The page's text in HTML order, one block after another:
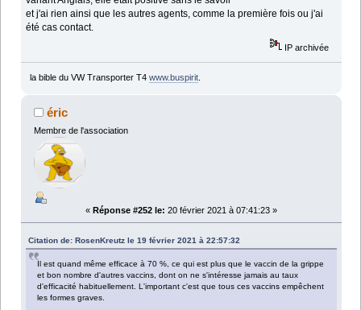
et j'ai rien ainsi que les autres agents, comme la première fois ou j'ai
été cas contact.
IP archivée
la bible du VW Transporter T4 www.buspirit.
éric
Membre de l'association
« Réponse #252 le: 20 février 2021 à 07:41:23 »
Citation de: RosenKreutz le 19 février 2021 à 22:57:32
Il est quand même efficace à 70 %, ce qui est plus que le vaccin de la grippe
et bon nombre d'autres vaccins, dont on ne s'intéresse jamais au taux
d'efficacité habituellement. L'important c'est que tous ces vaccins empêchent
les formes graves.